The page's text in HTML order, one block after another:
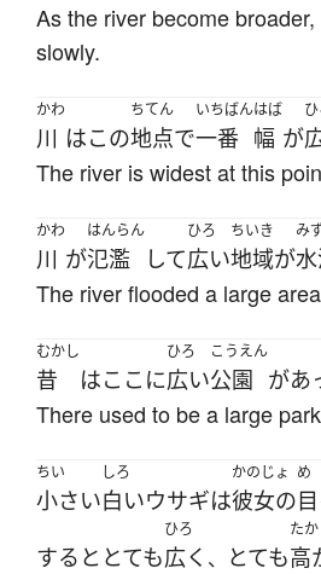
As the river become
slowly.
かわ
川 はこの
ちてん
地点で
いちばん
一番
はば
幅 が
The river is widest at this
かわ
川 が
はんらん
氾濫 して
ひろ
広い
ちいき
地域が
み
The river flooded a large
むかし
昔 はここ に
ひろ
広い
こうえん
公園 があ
There used to be a large
ちい
小さい
しろ
白いウサギは
かのじょ
彼女の
め
目
すると とても
ひろ
広く 、 とても
たか
高